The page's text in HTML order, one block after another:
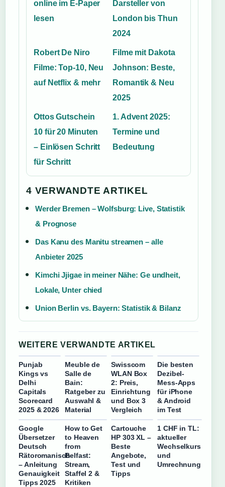
online im E-Paper
lesen
Darsteller von
London bis Thun
2024
Robert De Niro
Filme: Top-10, Neu
auf Netflix & mehr
Filme mit Dakota
Johnson: Beste,
Romantik & Neu
2025
Ottos Gutschein
10 für 20 Minuten
– Einlösen Schritt
für Schritt
1. Advent 2025:
Termine und
Bedeutung
4 VERWANDTE ARTIKEL
Werder Bremen – Wolfsburg: Live, Statistik
& Prognose
Das Kanu des Manitu streamen – alle
Anbieter 2025
Kimchi Jjigae in meiner Nähe: Ge undheit,
Lokale, Unter chied
Union Berlin vs. Bayern: Statistik & Bilanz
WEITERE VERWANDTE ARTIKEL
Punjab
Kings vs
Delhi
Capitals
Scorecard
2025 & 2026
Meuble de
Salle de
Bain:
Ratgeber zu
Auswahl &
Material
Swisscom
WLAN Box
2: Preis,
Einrichtung
und Box 3
Vergleich
Die besten
Dezibel-
Mess-Apps
für iPhone
& Android
im Test
Google
Übersetzer
Deutsch
Rätoromanisch
– Anleitung
Genauigkeit
Tipps 2025
How to Get
to Heaven
from
Belfast:
Stream,
Staffel 2 &
Kritiken
Cartouche
HP 303 XL –
Beste
Angebote,
Test und
Tipps
1 CHF in TL:
aktueller
Wechselkurs
und
Umrechnung